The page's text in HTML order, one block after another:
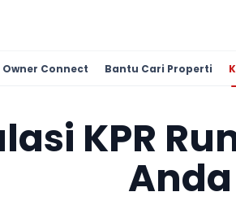
Owner Connect Bantu Cari Properti
KPR
Anda